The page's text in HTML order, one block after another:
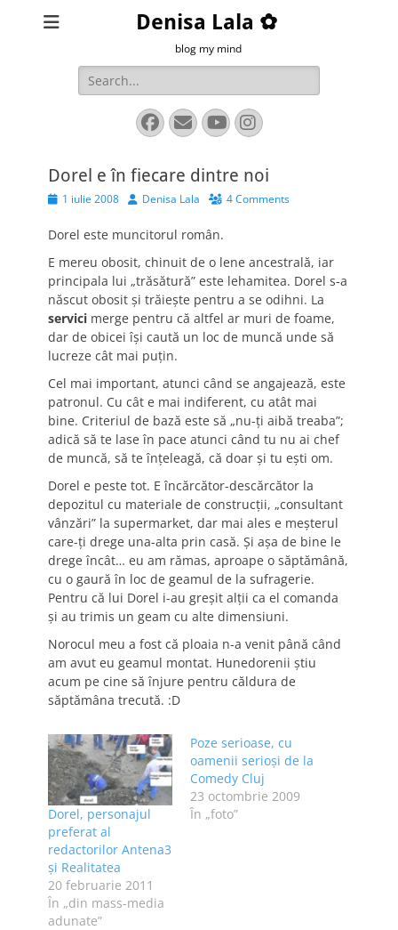
Denisa Lala ✿
blog my mind
Search
for:
Facebook
EmailYouTube
Instagram
Dorel e în fiecare dintre noi
Posted1 iulie 2008 AuthorDenisa Lala 4 Comments
Dorel este muncitorul român.
E mereu obosit, chinuit de o lene ancestrală, iar
principala lui „trăsătură” este lehamitea. Dorel s-a
născut obosit şi trăieşte pentru a se odihni. La
servici merge pentru că altfel ar muri de foame,
dar de obicei îşi caută un loc de muncă unde să
lucreze cât mai puţin.
Cel mai important, atunci când se angajează, este
patronul. Cu cât e mai indiferent, cu atât mai
bine. Criteriul de bază este să „nu-ţi aibă treaba”;
adică să te lase în pace atunci când tu nu ai chef
de muncă, să te înţeleagă, că doar şi tu eşti om.
Dorel e peste tot. E încărcător-descărcător la
depozitul cu materiale de construcţii, „consultant
vânzări” la supermarket, dar mai ales e meşterul
care-ţi drege una-alta prin casă. Şi aşa de bine le
drege încât… eu am rămas, aproape o săptămână,
cu o gaură în loc de geamul de la sufragerie.
Pentru că lui Dorel i-au greşit alţii ca el comanda
şi au trimis un geam cu alte dimensiuni.
Norocul meu a fost că ploaia n-a venit până când
am avut eu geamul montat. Hunedorenii ştiu
acum pe cine să înjure pentru căldura de
săptămâna trecută. :D
Dorel, personajul
preferat al
redactorilor Antena3
şi Realitatea
20 februarie 2011
În „din mass-media
adunate”
Poze serioase, cu
oamenii serioşi de la
Comedy Cluj
23 octombrie 2009
În „foto”